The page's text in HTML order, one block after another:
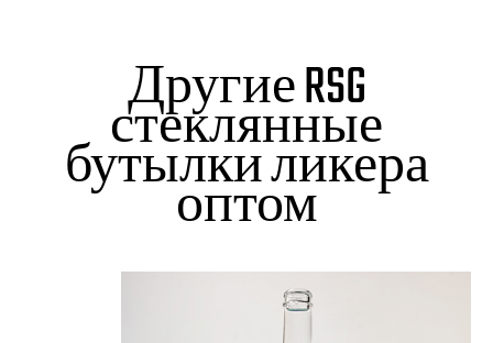
Другие RSG
стеклянные
бутылки ликера
оптом